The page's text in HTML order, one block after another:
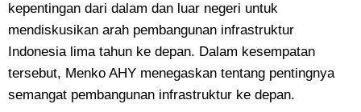
kepentingan dari dalam dan luar negeri untuk
mendiskusikan arah pembangunan infrastruktur
Indonesia lima tahun ke depan. Dalam kesempatan
tersebut, Menko AHY menegaskan tentang pentingnya
semangat pembangunan infrastruktur ke depan.